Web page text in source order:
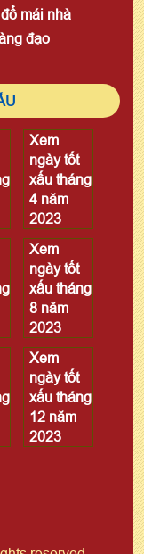
mái nhà
đạo
Xem
ngày tốt
xấu tháng
4 năm
2023
Xem
ngày tốt
xấu tháng
8 năm
2023
Xem
ngày tốt
xấu tháng
12 năm
2023